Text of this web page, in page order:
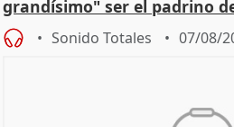
grandísimo" ser el padrino
Sonido Totales 07/08/